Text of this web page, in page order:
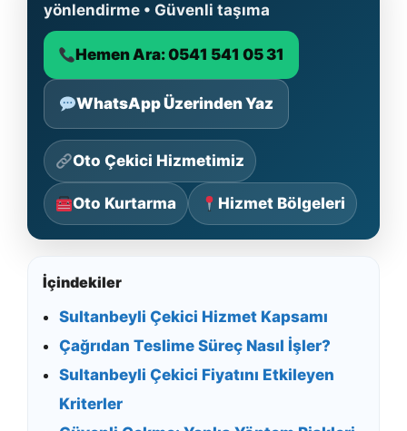
yönlendirme • Güvenli taşıma
Hemen Ara: 0541 541 05 31
WhatsApp Üzerinden Yaz
Oto Çekici Hizmetimiz
Oto Kurtarma Hizmet Bölgeleri
İçindekiler
Sultanbeyli Çekici Hizmet Kapsamı
Çağrıdan Teslime Süreç Nasıl İşler?
Sultanbeyli Çekici Fiyatını Etkileyen
Kriterler